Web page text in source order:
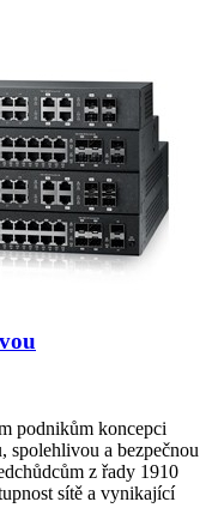
podnikům koncepci
spolehlivou a bezpečnou
z řady 1910
sítě a vynikající